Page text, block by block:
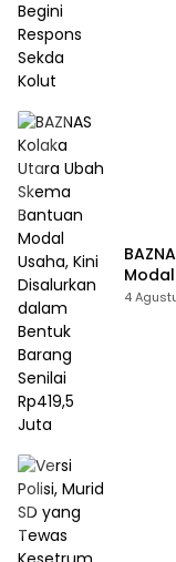
4